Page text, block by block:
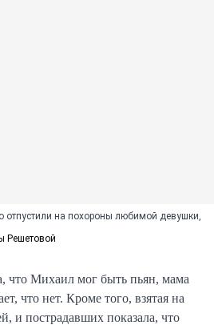
отпустили на похороны любимой девушки,
Решетовой
что Михаил мог быть пьян, мама
что нет. Кроме того, взятая на
и пострадавших показала, что